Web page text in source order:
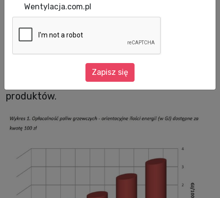
temperatury za oknem przypominają o
grzewczym. Wobec natłoku przeróżnych
informacji na temat paliw warto przyjrzeć się
szacunkom analityków i danym dotyczącym
kształtowania się cen poszczególnych
produktów.
Wentylacja.com.pl
Zapisz się